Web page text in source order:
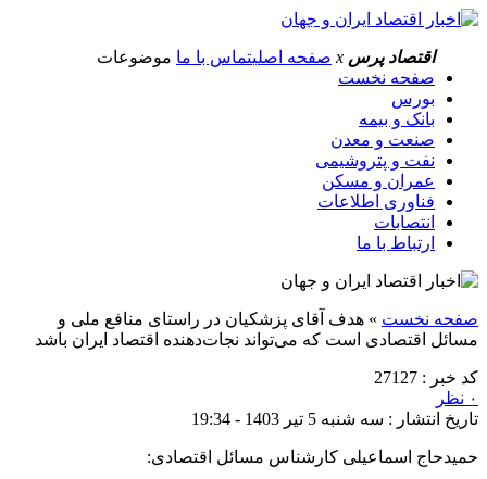
اقتصاد پرس x صفحه اصلیتماس با ما موضوعات
صفحه نخست
بورس
بانک و بیمه
صنعت و معدن
نفت و پتروشیمی
عمران و مسکن
فناوری اطلاعات
انتصابات
ارتباط با ما
صفحه نخست » هدف آقای پزشکیان در راستای منافع ملی و
مسائل اقتصادی است که می‌تواند نجات‌دهنده اقتصاد ایران باشد
کد خبر : 27127
۰ نظر
تاریخ انتشار : سه شنبه 5 تیر 1403 - 19:34
حمیدحاج اسماعیلی کارشناس مسائل اقتصادی: